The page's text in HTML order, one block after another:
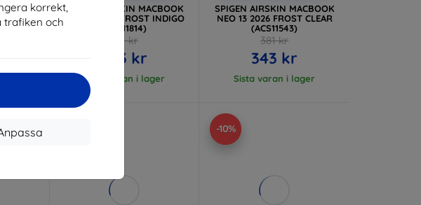
korrekt,
trafiken och
2026
SPIGEN AIRSKIN MACBOOK
NEO 13 2026 FROST INDIGO
(ACS11814)
381 kr
343 kr
Sista varan i lager
SPIGEN AIRSKIN MACBOOK
NEO 13 2026 FROST CLEAR
(ACS11543)
381 kr
343 kr
Sista varan i lager
-10%